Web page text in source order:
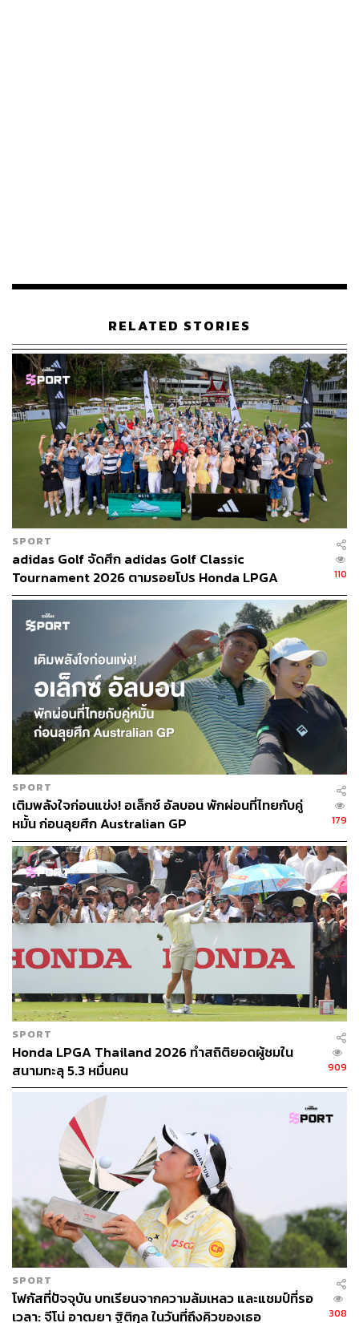
“เราทำทุกอย่างร่วมกัน เราเริ่มต้นเล่นกอล์ฟในเวลาเดียวกัน
มีกีฬาอื่นๆ อย่างเทนนิสหรือว่ายน้ำบ้าง เราแข่งขันกันตลอด
เวลา และฉันคิดว่านั่นคือสิ่งที่ทำให้เราเก่งขึ้น” โปรโมกล่าว
ถึงความสัมพันธ์ระหว่างสองพี่น้องผ่านการแข่งขันกีฬา
โดยผลการแข่งขันHonda LPGA Thailand2019 ที่พัทยาใน
การแข่งขันวันสุดท้าย สองพี่น้องได้ออกก๊วนร่วมกันเป็นครั้งที่
2 ในประเทศไทย ก่อนที่โปรโมจะจบอันดับที่ 10 ร่วม ขณะที่
โปรเมจบด้วยสกอร์ 11 อันเดอร์พาร์ แต่หลังจบการแข่งขัน
โปรเมก็ยอมรับว่าเป็นประสบการณ์ที่ดีที่ได้ลงแข่งก๊วนเดียว
กับพี่สาวอีกครั้ง
พิสูจน์อักษร:ภาสิณี เพิ่มพันธุ์พงศ์
อ้างอิง:
www.dailymail.co.uk/wires/afp/article-6750453/Thai-f
ighters-Ariya-Moriya-lift-lid-simmering-sibling-rivalry.
html
TAGS: Honda LPGA Thailand
โม-โมรียา จุฑานุกาล
เม-เอรียา จุฑานุกาล
138
ABOUT THE AUTHOR
ดิษยุตม์ ธนบุญชัย
บรรณาธิการข่าวกีฬา สำนักข่าว THE
STANDARD
RELATED STORIES
SPORT
adidas Golf จัดศึก adidas Golf Classic
Tournament 2026 ตามรอยโปร Honda LPGA
Thailand
110
SPORT
เติมพลังใจก่อนแข่ง! อเล็กซ์ อัลบอน พักผ่อนที่ไทยกับคู่
หมั้น ก่อนลุยศึก Australian GP
179
SPORT
Honda LPGA Thailand 2026 ทำสถิติยอดผู้ชมใน
สนามทะลุ 5.3 หมื่นคน
909
SPORT
โฟกัสที่ปัจจุบัน บทเรียนจากความล้มเหลว และแชมป์ที่รอ
เวลา: จีโน่ อาฒยา ฐิติกุล ในวันที่ถึงคิวของเธอ
308